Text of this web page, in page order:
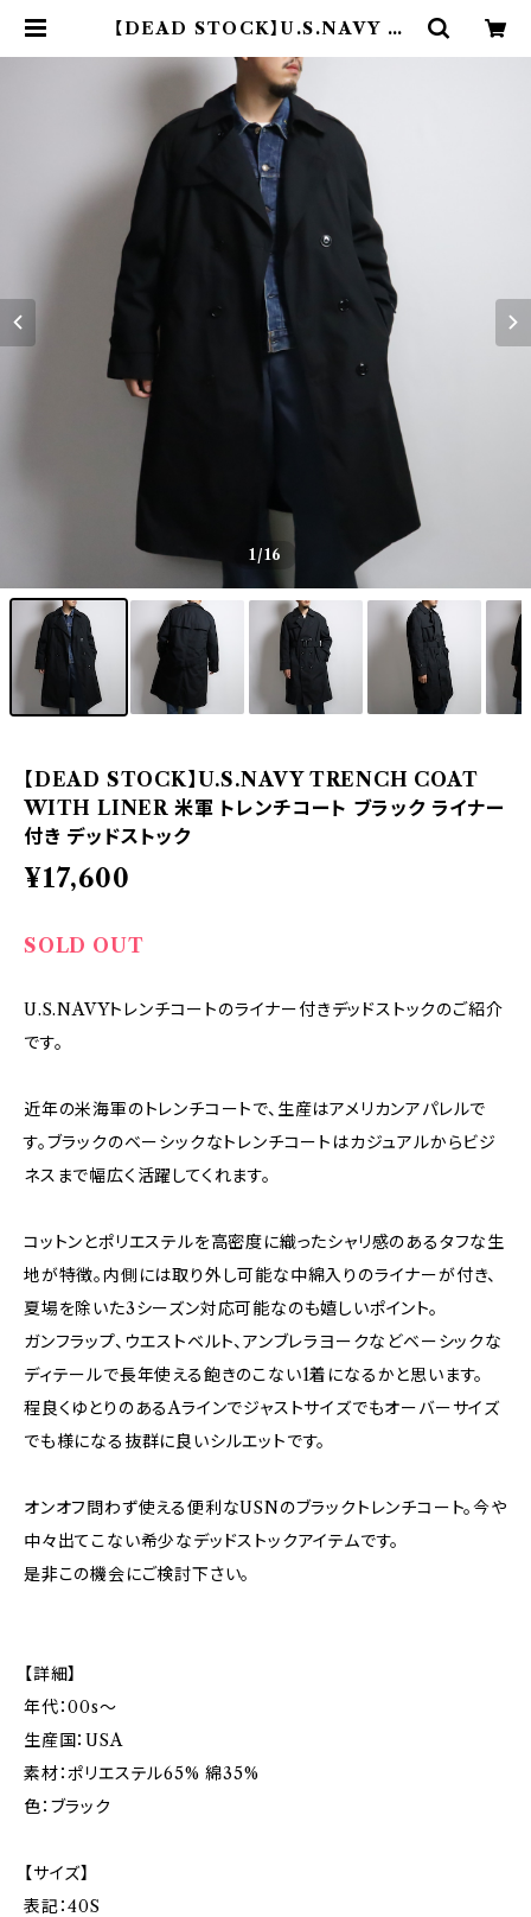
【DEAD STOCK】U.S.NAVY TR
軍 トレンチコート ブラック ライナー
付き デッドストック | CADAL8
1/16
【DEAD STOCK】U.S.NAVY TRENCH COAT
WITH LINER 米軍 トレンチコート ブラック ライナー
付き デッドストック
¥17,600
SOLD OUT
U.S.NAVYトレンチコートのライナー付きデッドストックのご紹介
です。
近年の米海軍のトレンチコートで、生産はアメリカンアパレルで
す。ブラックのベーシックなトレンチコートはカジュアルからビジ
ネスまで幅広く活躍してくれます。
コットンとポリエステルを高密度に織ったシャリ感のあるタフな生
地が特徴。内側には取り外し可能な中綿入りのライナーが付き、
夏場を除いた3シーズン対応可能なのも嬉しいポイント。
ガンフラップ、ウエストベルト、アンブレラヨークなどベーシックな
ディテールで長年使える飽きのこない1着になるかと思います。
程良くゆとりのあるAラインでジャストサイズでもオーバーサイズ
でも様になる抜群に良いシルエットです。
オンオフ問わず使える便利なUSNのブラックトレンチコート。今や
中々出てこない希少なデッドストックアイテムです。
是非この機会にご検討下さい。
【詳細】
年代：00s〜
生産国：USA
素材：ポリエステル65% 綿35%
色：ブラック
【サイズ】
表記：40S